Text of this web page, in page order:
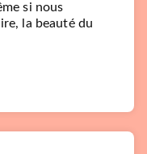
si nous
la beauté du